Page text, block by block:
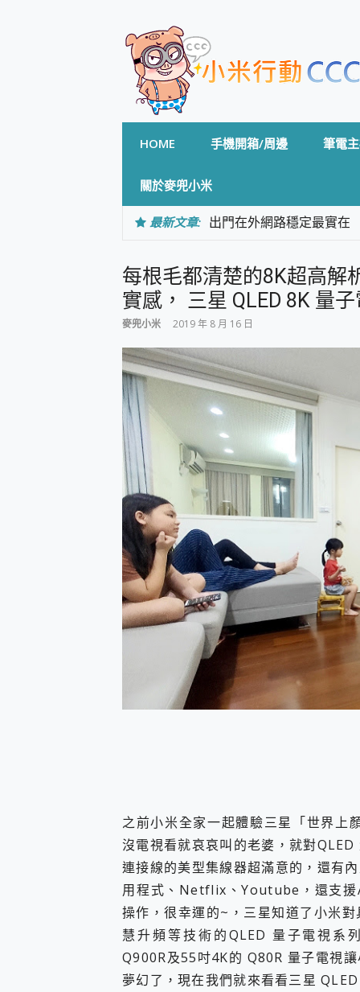
HOME 手機開箱/周邊 筆電
關於麥兜小米
最新文章: 出門在外網路穩定最實在
專為 PC上的 XBOX和掌
台灣製攝影機在這裡，
測
電力超超超持久 MSI 微
超懂拍、耐用 AI 街拍機~
防窺黑科技 Galaxy S26
AI 支付 一錶搞定大小事
超驚艷 讓人一眼就愛上
美到讓人超想擁有 moto
好用的 EaseUS Partition
一鍵修復模糊影片、舊照
小朋友才做選擇 投影機
式生活新體驗
外型超吸晴~ 給您絕佳操
開箱~變身「蜘蛛人」椅
iPhone 17 系列 有認證的
DJI Osmo Pocket 3 爽爽
小巧好吸不擋鏡頭 有Qi2
會走動的冷暖氣 SONY
寶可夢飛人外掛iToolab
百倍變焦實測~ vivo X200
超好用的 PLAUD
COMPUTEX 2025 來囉
自帶線的 有線無線都能
飛利浦 JS7310 ⚡【電急
25種洗烘模式一機搞定!
給 MSI Claw 系列電競掌
B&O 精品級音響! Home+
2億 APO蔡司長焦神機降
EaseUS Vocal Remover
3 個超值 MHN 飛人工具
Locawhere AnyTo 寶可夢
小體積 40000mAh 超大
97.3% 恢復率，資料救援
磁碟系統大風吹 有了 磁
每根毛都清楚的8K超高解
實感， 三星 QLED 8K 量
麥兜小米 2019 年 8 月 16 日
之前小米全家一起體驗三星「世界上
沒電視看就哀哀叫的老婆，就對
連接線的美型集線器超滿意的，還有
用程式、Netflix、Youtube，還支
操作，很幸運的~，三星知道了小米
慧升頻等技術的QLED 量子電視
Q900R及55吋4K的 Q80R 量子電視
夢幻了，現在我們就來看看三星